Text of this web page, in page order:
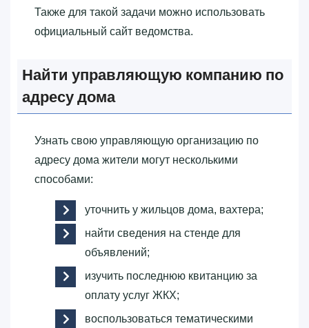
Также для такой задачи можно использовать
официальный сайт ведомства.
Найти управляющую компанию по
адресу дома
Узнать свою управляющую организацию по
адресу дома жители могут несколькими
способами:
уточнить у жильцов дома, вахтера;
найти сведения на стенде для
объявлений;
изучить последнюю квитанцию за
оплату услуг ЖКХ;
воспользоваться тематическими